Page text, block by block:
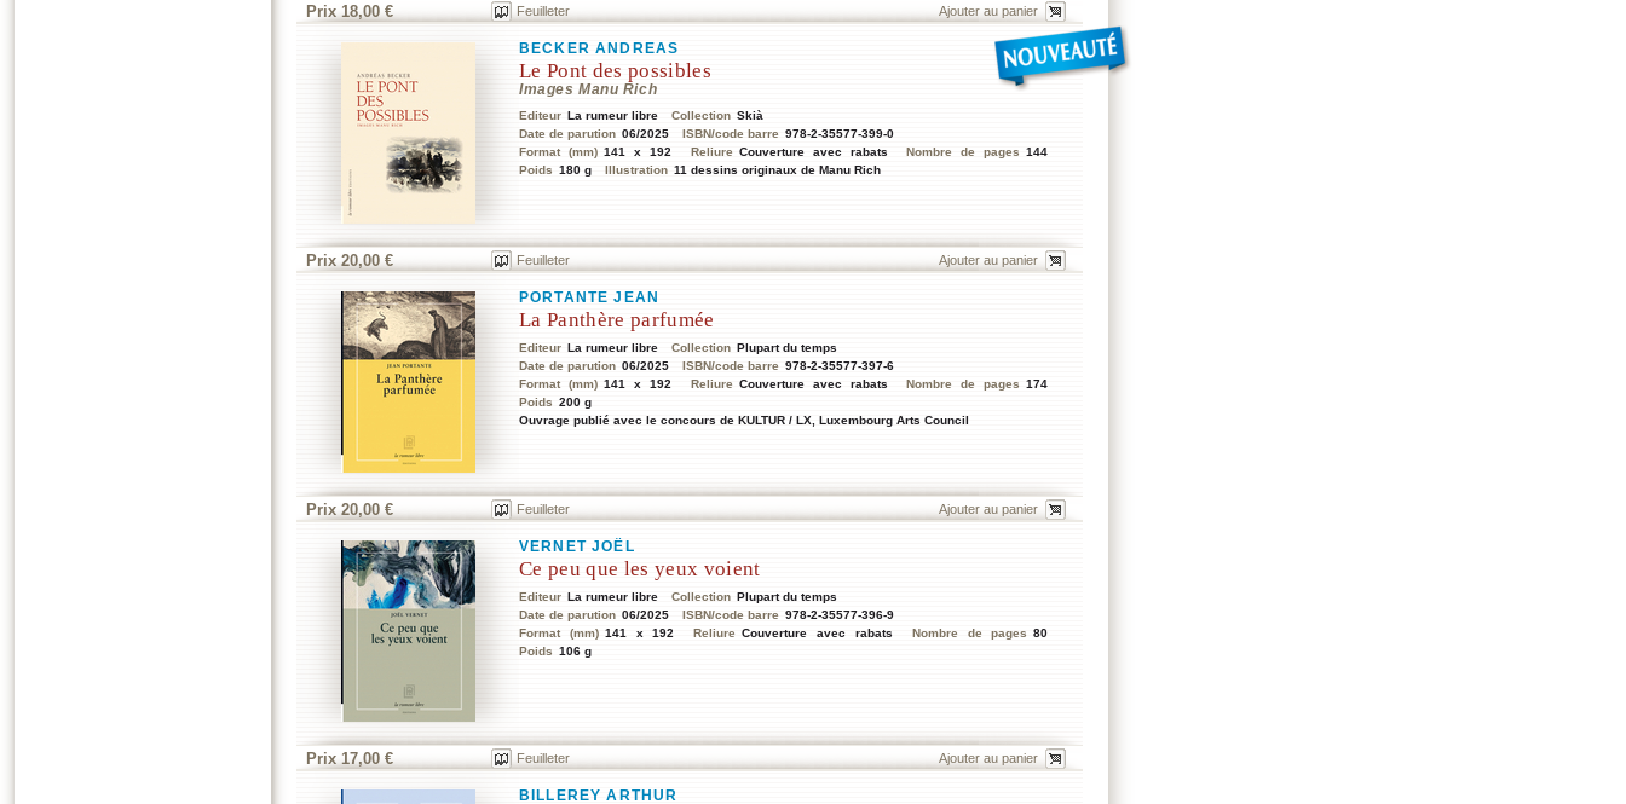
Prix 18,00 € Feuilleter
BECKER ANDREAS
Le Pont des possibles
Images Manu Rich
Editeur La rumeur libre Collection Skià
Date de parution 06/2025 ISBN/code barre 978-2-35577-399-0
Format (mm) 141 x 192 Reliure Couverture avec rabats Nombre de pages 144
Poids 180 g Illustration 11 dessins originaux de Manu Rich
Prix 20,00 € Feuilleter
PORTANTE JEAN
La Panthère parfumée
Editeur La rumeur libre Collection Plupart du temps
Date de parution 06/2025 ISBN/code barre 978-2-35577-397-6
Format (mm) 141 x 192 Reliure Couverture avec rabats Nombre de pages 174
Poids 200 g
Ouvrage publié avec le concours de KULTUR / LX, Luxembourg Arts Council
Prix 20,00 € Feuilleter
VERNET JOËL
Ce peu que les yeux voient
Editeur La rumeur libre Collection Plupart du temps
Date de parution 06/2025 ISBN/code barre 978-2-35577-396-9
Format (mm) 141 x 192 Reliure Couverture avec rabats Nombre de pages 80
Poids 106 g
Prix 17,00 € Feuilleter
BILLEREY ARTHUR